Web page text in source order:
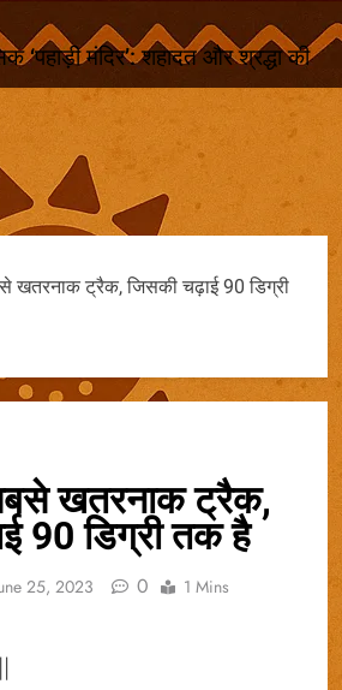
‘पहाड़ी मंदिर’: शहादत और श्रद्धा की
खतरनाक ट्रैक, जिसकी चढ़ाई 90 डिग्री
खतरनाक ट्रैक,
90 डिग्री तक है
25, 2023 0 1 Mins